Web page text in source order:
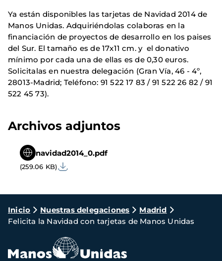
Ya están disponibles las tarjetas de Navidad 2014 de
Manos Unidas. Adquiriéndolas colaboras en la
financiación de proyectos de desarrollo en los paises
del Sur. El tamaño es de 17x11 cm. y el donativo
mínimo por cada una de ellas es de 0,30 euros.
Solicitalas en nuestra delegación (Gran Vía, 46 - 4º,
28013-Madrid; Teléfono: 91 522 17 83 / 91 522 26 82 / 91
522 45 73).
Archivos adjuntos
navidad2014_0.pdf
(259.06 KB)
Ruta
de
navegación
Inicio Nuestras delegaciones
Madrid
Felicita la Navidad con tarjetas de Manos Unidas